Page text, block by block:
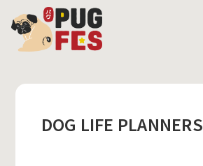
DOG LIFE PLANNERS